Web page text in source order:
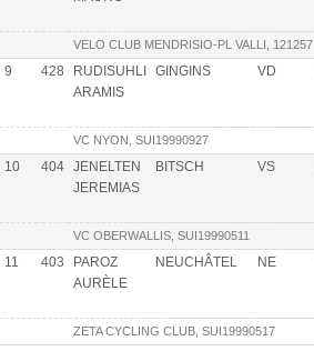
VELO CLUB MENDRISIO-PL VALLI, 121257
9 428
RUDISUHLI
ARAMIS
GINGINS VD
VC NYON, SUI19990927
10 404 JENELTEN
JEREMIAS
BITSCH VS
VC OBERWALLIS, SUI19990511
11 403
PAROZ
AURÈLE
NEUCHÂTEL NE
ZETA CYCLING CLUB, SUI19990517